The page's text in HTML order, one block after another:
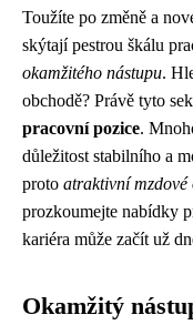
Toužíte po změně a
skýtají pestrou škálu
okamžitého nástupu.
obchodě? Právě tyto
pracovní pozice.
důležitost stabilního a
proto atraktivní mzdové
prozkoumejte nabídky
kariéra může začít už
Okamžitý